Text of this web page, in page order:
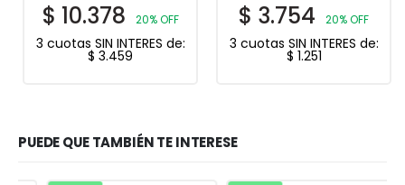
$ 10.378 20% OFF
3 cuotas SIN INTERES de:
$ 3.459
$ 3.754 20% OFF
3 cuotas SIN INTERES de:
$ 1.251
PUEDE QUE TAMBIÉN TE INTERESE